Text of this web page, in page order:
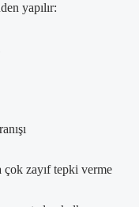
yapılır:
zayıf tepki verme